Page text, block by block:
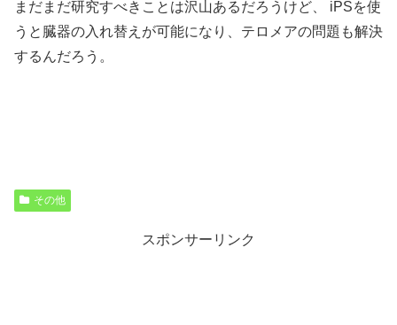
まだまだ研究すべきことは沢山あるだろうけど、 iPSを使
うと臓器の入れ替えが可能になり、テロメアの問題も解決
するんだろう。
その他
スポンサーリンク